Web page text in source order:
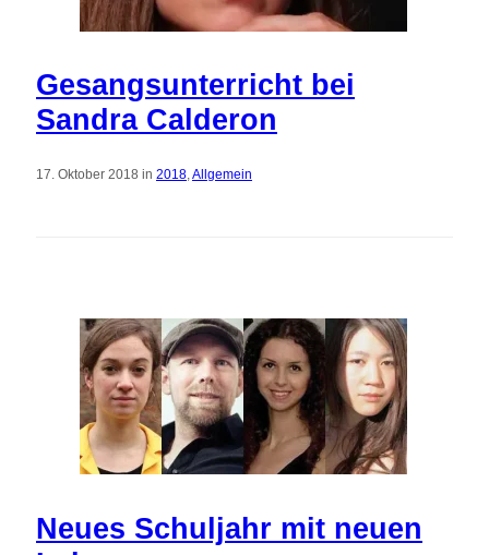
Gesangsunterricht bei
Sandra Calderon
17. Oktober 2018 in 2018,Allgemein
Neues Schuljahr mit neuen